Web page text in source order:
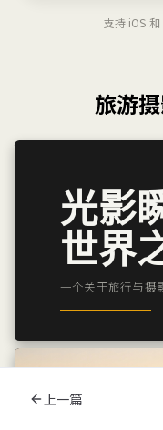
支持 iOS
旅游
上一篇